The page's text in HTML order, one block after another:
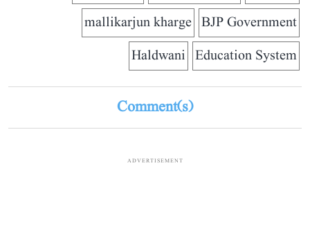
BJP Government
mallikarjun kharge
Education System
Haldwani
Comment(s)
ADVERTISEMENT